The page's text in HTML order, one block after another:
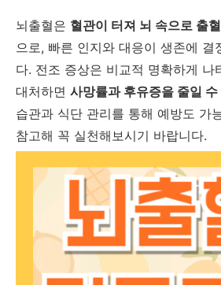
뇌출혈은 혈관이 터져 뇌 속으로 출혈
으로, 빠른 인지와 대응이 생존에 결
다. 전조 증상은 비교적 명확하게 나
대처하면 사망률과 후유증을 줄일
습관과 식단 관리를 통해 예방도 가
참고해 꼭 실천해보시기 바랍니다.